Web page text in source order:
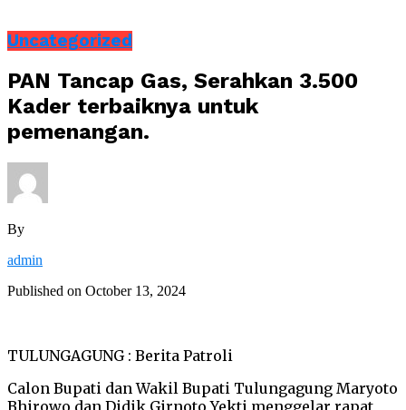
Uncategorized
PAN Tancap Gas, Serahkan 3.500
Kader terbaiknya untuk
pemenangan.
By
admin
Published on October 13, 2024
TULUNGAGUNG : Berita Patroli
Calon Bupati dan Wakil Bupati Tulungagung Maryoto